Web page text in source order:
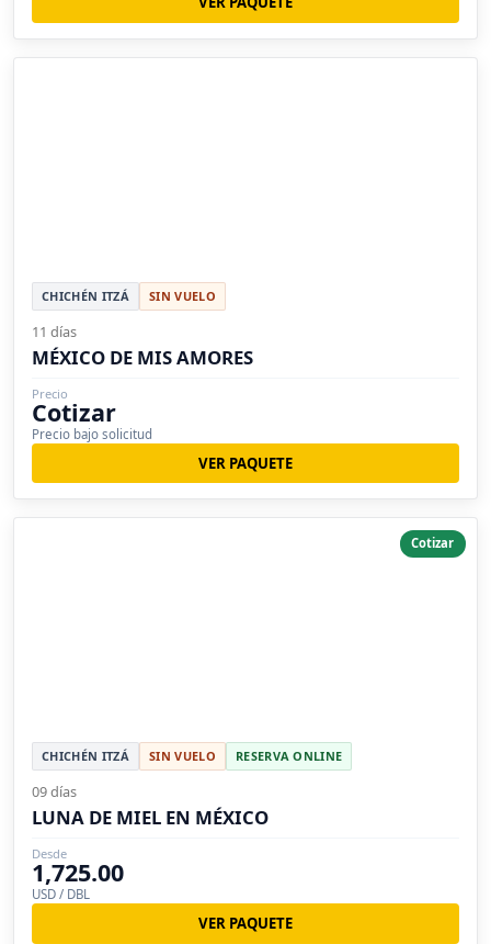
CHICHÉN ITZÁ SIN VUELO
11 días
MÉXICO DE MIS AMORES
Precio
Cotizar
Precio bajo solicitud
VER PAQUETE
Cotizar
CHICHÉN ITZÁ SIN VUELO RESERVA ONLINE
09 días
LUNA DE MIEL EN MÉXICO
Desde
1,725.00
USD / DBL
VER PAQUETE